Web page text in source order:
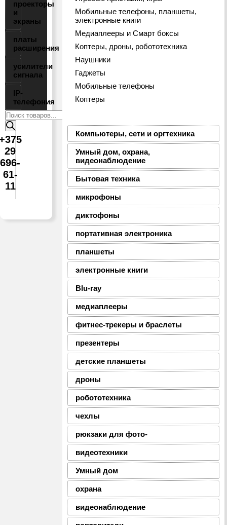
проекторы
и
экраны
платы
расширения
усилители
сигнала
IP-
телефония
Поиск
товаров
29
696-
61-
11
Мобильные телефоны, планшеты,
электронные книги
Медиаплееры и Смарт боксы
Коптеры, дроны, робототехника
Наушники
Гаджеты
Мобильные телефоны
Коптеры
Компьютеры, сети и оргтехника
Умный дом, охрана,
видеонаблюдение
Бытовая техника
микрофоны
диктофоны
портативная электроника
планшеты
электронные книги
Blu-ray
медиаплееры
фитнес-трекеры и браслеты
презентеры
детские планшеты
дроны
робототехника
чехлы
рюкзаки для фото-
видеотехники
Умный дом
охрана
видеонаблюдение